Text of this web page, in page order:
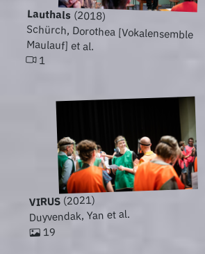
Lauthals (2018)
Schürch, Dorothea [Vokalensemble
Maulauf] et al.
1
VIRUS(2021)
Duyvendak, Yan et al.
19